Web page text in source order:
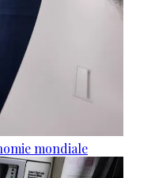
mondiale